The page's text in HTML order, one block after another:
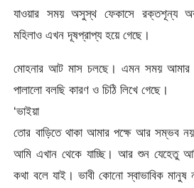
যাওয়ার সময় অসুস্থ ফেকাসে রক্তশূন্য
মহিলাও এখন দূষপ্রাপ্য হয়ে গেছে।
মোহনার আট মাস চলছে। এমন সময় আমার
পালালো বলছি কারণ ও চিঠি লিখে গেছে।
‘ভাইয়া
তোর বাড়িতে থাকা আমার পক্ষে আর সম্ভব
আমি এখান থেকে যাচ্ছি। আর শুন যেহেতু
কথা বলে যাই। ভাবী কোনো স্বাভাবিক